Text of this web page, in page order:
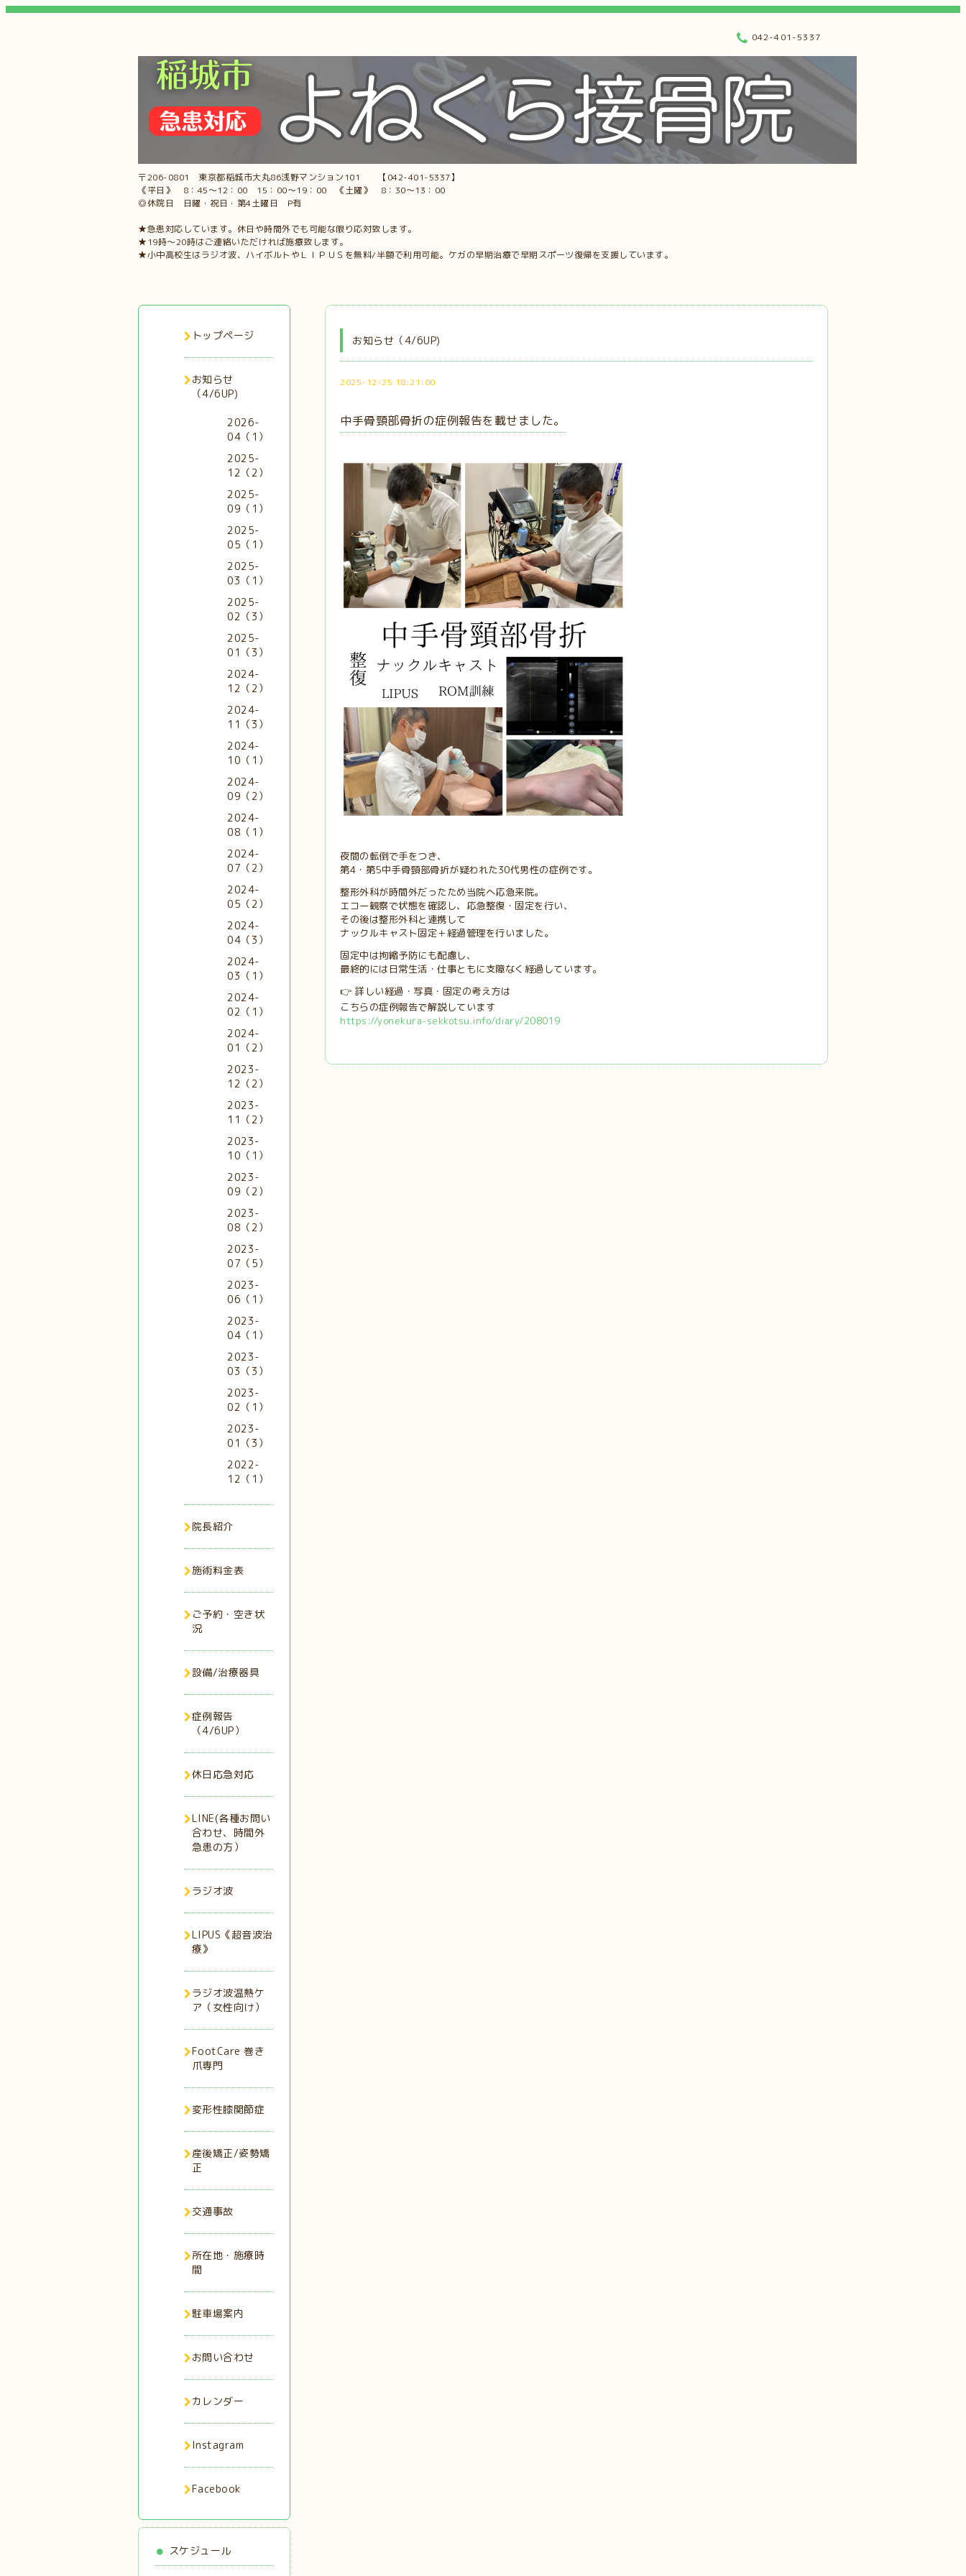
〒206-0801 東京都稲城市大丸86浅野マンション101 【042-401-5337】
《平日》 8：45～12：00 15：00～19：00 《土曜》 8：30～13：00
◎休院日 日曜・祝日・第4土曜日 P有
★急患対応しています。休日や時間外でも可能な限り応対致します。
★19時～20時はご連絡いただければ施療致します。
★小中高校生はラジオ波、ハイボルトやＬＩＰＵＳを無料/半額で利用可能。ケガの早期治療で早期スポーツ復帰を支援しています。
042-401-5337
お知らせ（4/6UP)
2025-12-25 18:21:00
中手骨頸部骨折の症例報告を載せました。
夜間の転倒で手をつき、
第4・第5中手骨頸部骨折が疑われた30代男性の症例です。
整形外科が時間外だったため当院へ応急来院。
エコー観察で状態を確認し、応急整復・固定を行い、
その後は整形外科と連携して
ナックルキャスト固定＋経過管理を行いました。
固定中は拘縮予防にも配慮し、
最終的には日常生活・仕事ともに支障なく経過しています。
👉 詳しい経過・写真・固定の考え方は
こちらの症例報告で解説しています
https://yonekura-sekkotsu.info/diary/208019
トップページ
お知らせ
（4/6UP)
2026-
04（1）
2025-
12（2）
2025-
09（1）
2025-
05（1）
2025-
03（1）
2025-
02（3）
2025-
01（3）
2024-
12（2）
2024-
11（3）
2024-
10（1）
2024-
09（2）
2024-
08（1）
2024-
07（2）
2024-
05（2）
2024-
04（3）
2024-
03（1）
2024-
02（1）
2024-
01（2）
2023-
12（2）
2023-
11（2）
2023-
10（1）
2023-
09（2）
2023-
08（2）
2023-
07（5）
2023-
06（1）
2023-
04（1）
2023-
03（3）
2023-
02（1）
2023-
01（3）
2022-
12（1）
院長紹介
施術料金表
ご予約・空き状
況
設備/治療器具
症例報告
（4/6UP）
休日応急対応
LINE(各種お問い
合わせ、時間外
急患の方）
ラジオ波
LIPUS《超音波治
療》
ラジオ波温熱ケ
ア（女性向け）
FootCare 巻き
爪専門
変形性膝関節症
産後矯正/姿勢矯
正
交通事故
所在地・施療時
間
駐車場案内
お問い合わせ
カレンダー
Instagram
Facebook
スケジュール